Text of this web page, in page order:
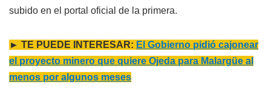
subido en el portal oficial de la primera.
► TE PUEDE INTERESAR: El Gobierno pidió cajonear
el proyecto minero que quiere Ojeda para Malargüe al
menos por algunos meses